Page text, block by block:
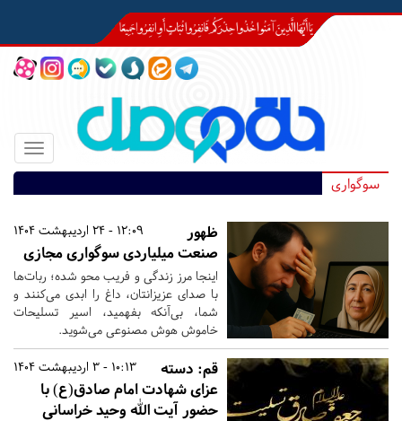
Toggle
سوگواری
12:09 - 24 اردیبهشت 1404
ظهور
صنعت میلیاردی سوگواری مجازی
اینجا مرز زندگی و فریب محو شده؛ ربات‌ها
با صدای عزیزانتان، داغ را ابدی می‌کنند و
شما، بی‌آنکه بفهمید، اسیر تسلیحات
خاموش هوش مصنوعی می‌شوید.
10:13 - 3 اردیبهشت 1404 قم: دسته
عزای شهادت امام صادق(ع) با
حضور آیت الله وحید خراسانی